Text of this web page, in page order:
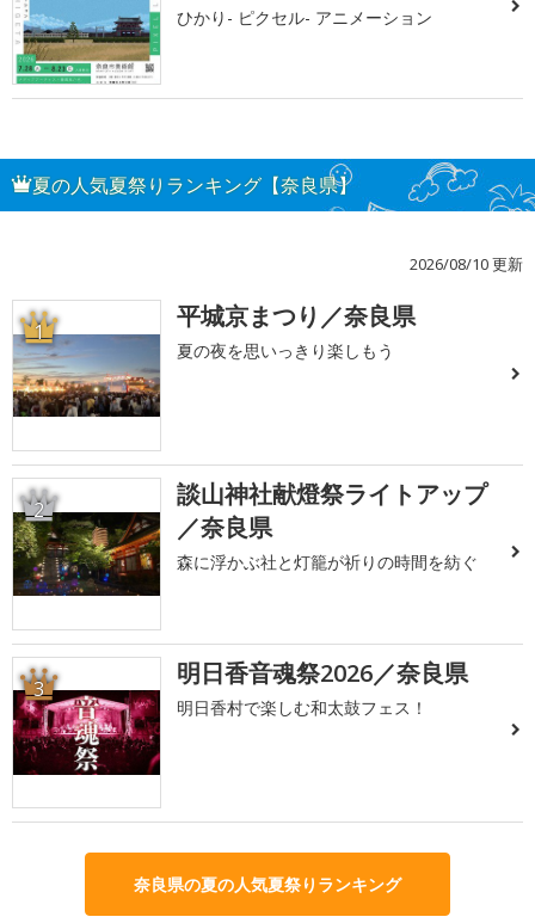
ひかり- ピクセル- アニメーション
夏の人気夏祭りランキング【奈良県】
2026/08/10 更新
1 平城京まつり／奈良県
夏の夜を思いっきり楽しもう
2
談山神社献燈祭ライトアップ
／奈良県
森に浮かぶ社と灯籠が祈りの時間を紡ぐ
3 明日香音魂祭2026／奈良県
明日香村で楽しむ和太鼓フェス！
奈良県の夏の人気夏祭りランキング